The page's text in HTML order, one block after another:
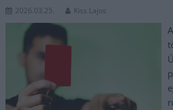
2026.03.25. Kiss Lajos